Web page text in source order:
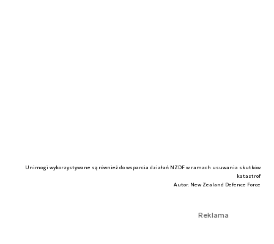
Unimogi wykorzystywane są również do wsparcia działań NZDF w ramach usuwania skutków
katastrof
Autor. New Zealand Defence Force
Reklama